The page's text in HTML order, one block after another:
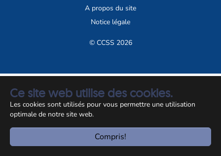
Ce site web utilise des cookies.
Les cookies sont utilisés pour vous permettre une utilisation
optimale de notre site web.
Compris!
A propos du site
Notice légale
© CCSS 2026